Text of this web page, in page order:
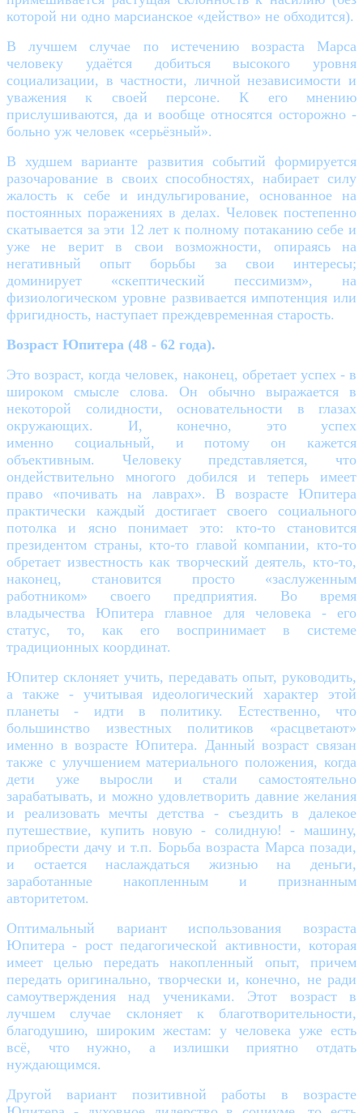
которой ни одно марсианское «действо» не обходится).
В лучшем случае по истечению возраста Марса
человеку удаётся добиться высокого уровня
социализации, в частности, личной независимости и
уважения к своей персоне. К его мнению
прислушиваются, да и вообще относятся осторожно -
больно уж человек «серьёзный».
В худшем варианте развития событий формируется
разочарование в своих способностях, набирает силу
жалость к себе и индульгирование, основанное на
постоянных поражениях в делах. Человек постепенно
скатывается за эти 12 лет к полному потаканию себе и
уже не верит в свои возможности, опираясь на
негативный опыт борьбы за свои интересы;
доминирует «скептический пессимизм», на
физиологическом уровне развивается импотенция или
фригидность, наступает преждевременная старость.
Возраст Юпитера (48 - 62 года).
Это возраст, когда человек, наконец, обретает успех - в
широком смысле слова. Он обычно выражается в
некоторой солидности, основательности в глазах
окружающих. И, конечно, это успех
именно социальный, и потому он кажется
объективным. Человеку представляется, что
ондействительно многого добился и теперь имеет
право «почивать на лаврах». В возрасте Юпитера
практически каждый достигает своего социального
потолка и ясно понимает это: кто-то становится
президентом страны, кто-то главой компании, кто-то
обретает известность как творческий деятель, кто-то,
наконец, становится просто «заслуженным
работником» своего предприятия. Во время
владычества Юпитера главное для человека - его
статус, то, как его воспринимает в системе
традиционных координат.
Юпитер склоняет учить, передавать опыт, руководить,
а также - учитывая идеологический характер этой
планеты - идти в политику. Естественно, что
большинство известных политиков «расцветают»
именно в возрасте Юпитера. Данный возраст связан
также с улучшением материального положения, когда
дети уже выросли и стали самостоятельно
зарабатывать, и можно удовлетворить давние желания
и реализовать мечты детства - съездить в далекое
путешествие, купить новую - солидную! - машину,
приобрести дачу и т.п. Борьба возраста Марса позади,
и остается наслаждаться жизнью на деньги,
заработанные накопленным и признанным
авторитетом.
Оптимальный вариант использования возраста
Юпитера - рост педагогической активности, которая
имеет целью передать накопленный опыт, причем
передать оригинально, творчески и, конечно, не ради
самоутверждения над учениками. Этот возраст в
лучшем случае склоняет к благотворительности,
благодушию, широким жестам: у человека уже есть
всё, что нужно, а излишки приятно отдать
нуждающимся.
Другой вариант позитивной работы в возрасте